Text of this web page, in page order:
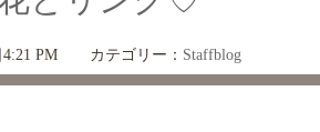
PM カテゴリー： Staffblog